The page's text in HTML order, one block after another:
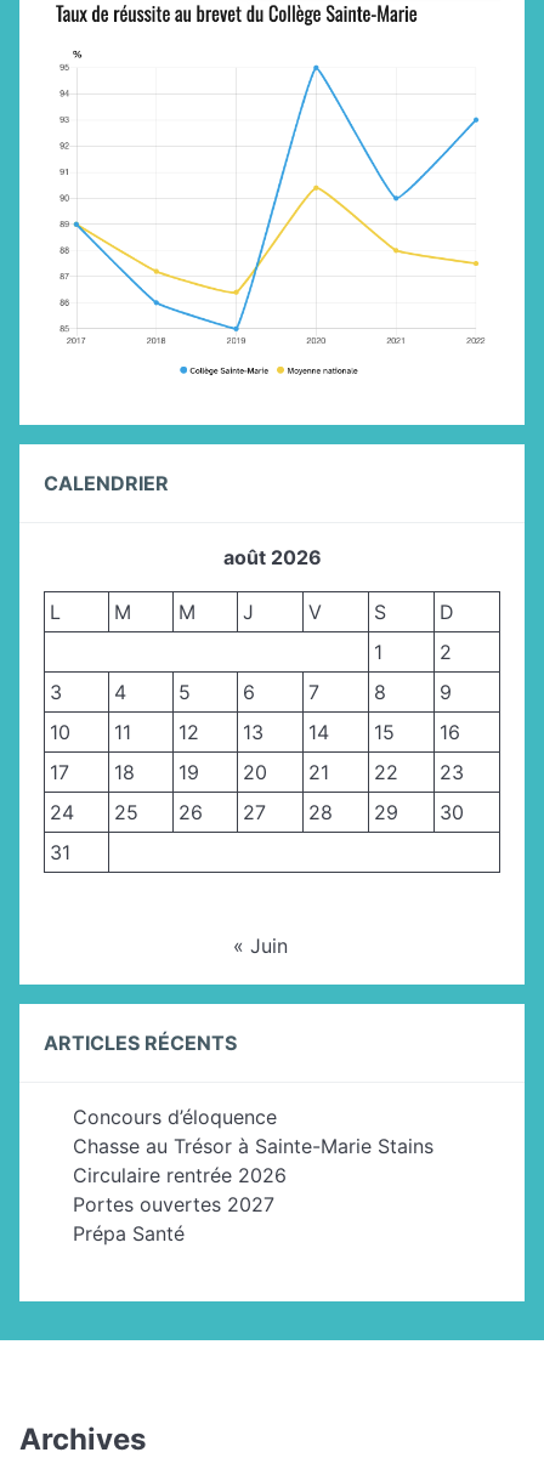
CALENDRIER
août 2026
L M M J V S
D
1
2
3
4 5 6 7 8
9
10
11 12 13 14 15
16
17
18 19 20 21 22
23
24
25 26 27 28 29
30
31
« Juin
ARTICLES RÉCENTS
Concours d’éloquence
Chasse au Trésor à Sainte-Marie Stains
Circulaire rentrée 2026
Portes ouvertes 2027
Prépa Santé
Archives